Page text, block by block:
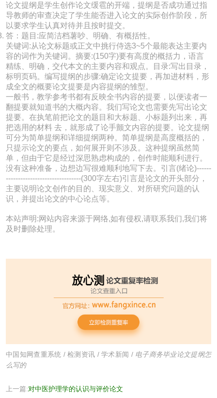
论文提纲是学生创作论文缓雹的开端，提纲是否成功通过指
导教师的审查决定了学生能否进入论文的实际创作阶段，所
以要求学生认真对待并且按时提交。
答：题目:应简洁档薯吵、明确、有概括性。
关键词:从论文标题或正文中挑行侍选3~5个最能表达主要内
容的词作为关键词。摘要:(150字)要有高度的概括力，语言
精练、明确，交代本文的主要内容和观点。目录:写出目录，
标明页码。编写提纲的步骤:确定论文提要，再加进材料，形
成全文的概要论文提要是内容提纲的雏型。
一般书，教学参考书都有反映全书内容的提要，以便读者一
翻提要就知道书的大概内容。我们写论文也需要先写出论文
提要。在执笔前把论文的题目和大标题、小标题列出来，再
把选用的材料 去，就形成了论手颤文内容的提要。论文提纲
可分为简单提纲和详细提纲两种。简单提纲是高度概括的，
只提示论文的要点，如何展开则不涉及。这种提纲虽然简
单，但由于它是经过深思熟虑构成的，创作时能顺利进行。
没有这种准备，边想边写很难顺利地写下去。引言(绪论)------
-------------------------------(300字左右)引言是论文的开头部分，
主要说明论文创作的目的、现实意义、对所研究问题的认
识，并提出论文的中心论点等。
本站声明:网站内容来源于网络,如有侵权,请联系我们,我们将
及时删除处理。
中国知网查重系统 /检测资讯 / 学术新闻 / 电子商务毕业论文提纲怎
么写的
上一篇:对中医护理学的认识与评价论文